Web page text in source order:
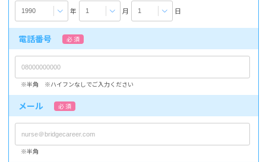
年 月 日
電話番号 必 須
※半角 ※ハイフンなしでご入力ください
メール 必 須
※半角